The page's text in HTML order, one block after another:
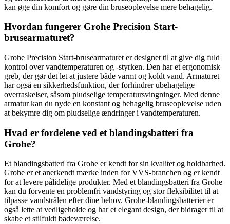
kan øge din komfort og gøre din bruseoplevelse mere behagelig.
Hvordan fungerer Grohe Precision Start-
brusearmaturet?
Grohe Precision Start-brusearmaturet er designet til at give dig fuld
kontrol over vandtemperaturen og -styrken. Den har et ergonomisk
greb, der gør det let at justere både varmt og koldt vand. Armaturet
har også en sikkerhedsfunktion, der forhindrer ubehagelige
overraskelser, såsom pludselige temperatursvingninger. Med denne
armatur kan du nyde en konstant og behagelig bruseoplevelse uden
at bekymre dig om pludselige ændringer i vandtemperaturen.
Hvad er fordelene ved et blandingsbatteri fra
Grohe?
Et blandingsbatteri fra Grohe er kendt for sin kvalitet og holdbarhed.
Grohe er et anerkendt mærke inden for VVS-branchen og er kendt
for at levere pålidelige produkter. Med et blandingsbatteri fra Grohe
kan du forvente en problemfri vandstyring og stor fleksibilitet til at
tilpasse vandstrålen efter dine behov. Grohe-blandingsbatterier er
også lette at vedligeholde og har et elegant design, der bidrager til at
skabe et stilfuldt badeværelse.